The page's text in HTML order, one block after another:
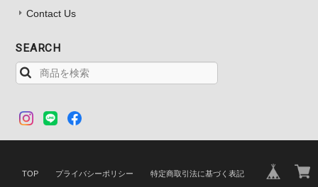
Contact Us
SEARCH
TOP プライバシーポリシー 特定商取引法に基づく表記